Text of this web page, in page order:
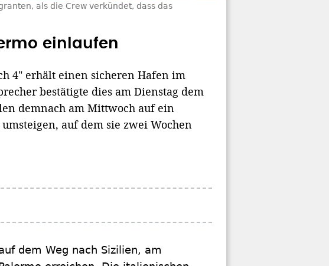
als die Crew verkündet, dass das
einlaufen
4" erhält einen sicheren Hafen im
bestätigte dies am Dienstag dem
demnach am Mittwoch auf ein
auf dem sie zwei Wochen
dem Weg nach Sizilien, am